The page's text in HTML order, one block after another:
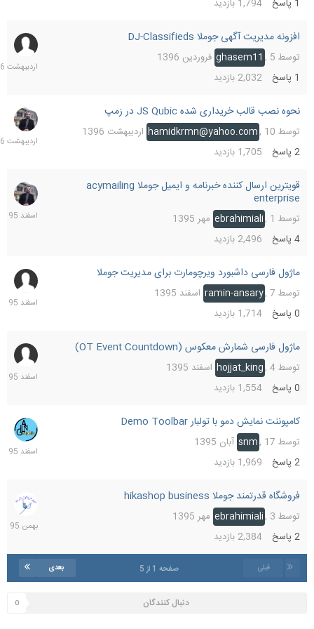
پاسخ 1,794 بازدید
افزونه مدیریت آگهی جوملا DJ-Classifieds
توسط ghasem11 , 5 فروردین 1396
پاسخ 2,032بازدید
25
نحوه نصب قالب خریداری شده JS Qubic در زمپ
توسط hamidkrmn@yahoo.com ,10 اردیبهشت 1396
2پاسخ 1,705 بازدید
11
قویترین ارسال کننده خبرنامه و ایمیل جوملا acymailing
enterprise
توسط ebrahimiali , 1 مهر 1395
4پاسخ 2,496بازدید
14
ماژول فارسی داشبورد ویرچومارت برای مدیریت جوملا
توسط ramin-ansary , 7 اسفند 1395
پاسخ 1,714 بازدید
9
ماژول فارسی شمارش معکوس (OT Event Countdown)
توسط hojjat_king ,4 اسفند 1395
پاسخ 1,554 بازدید
5
کامپوننت نمایش دمو با تولبار Demo Toolbar
توسط snm ,17 آبان 1395
2پاسخ 1,969 بازدید
4
فروشگاه قدرتمند جوملا hikashop business
توسط ebrahimiali , 3 مهر 1395
2پاسخ 2,384بازدید
30
قبلی بعدی صفحه 1 از 5
دنبال کنندگان